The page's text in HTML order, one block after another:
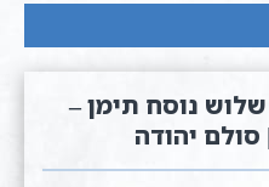
נוסח תימן –
יהודה